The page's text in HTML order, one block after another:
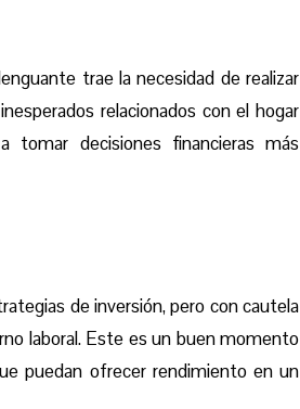
trae la necesidad de realizar
relacionados con el hogar
tomar decisiones financieras más
de inversión, pero con cautela
laboral. Este es un buen momento
puedan ofrecer rendimiento en un